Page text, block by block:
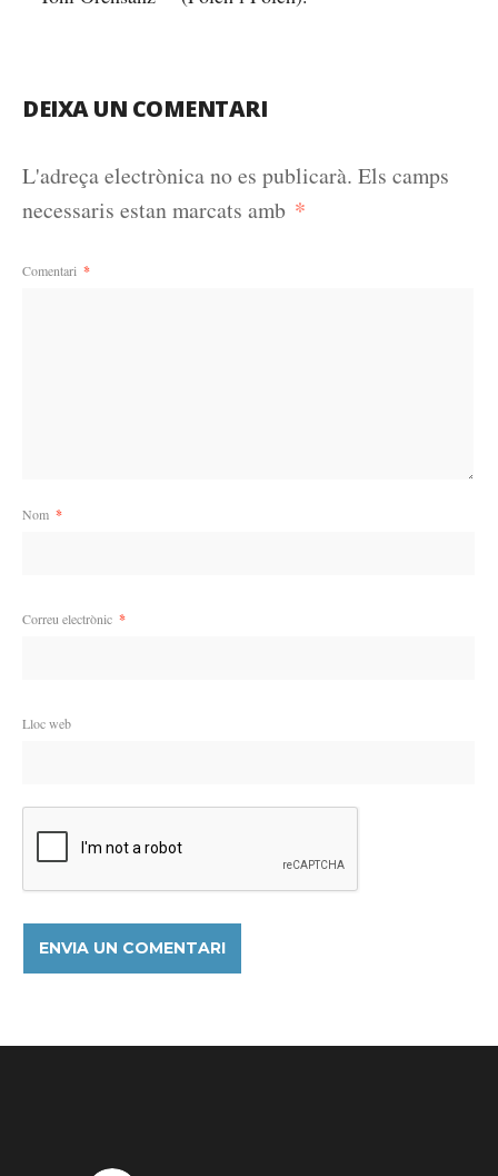
DEIXA UN COMENTARI
L'adreça electrònica no es publicarà. Els camps
necessaris estan marcats amb *
Comentari *
Nom *
Correu electrònic *
Lloc web